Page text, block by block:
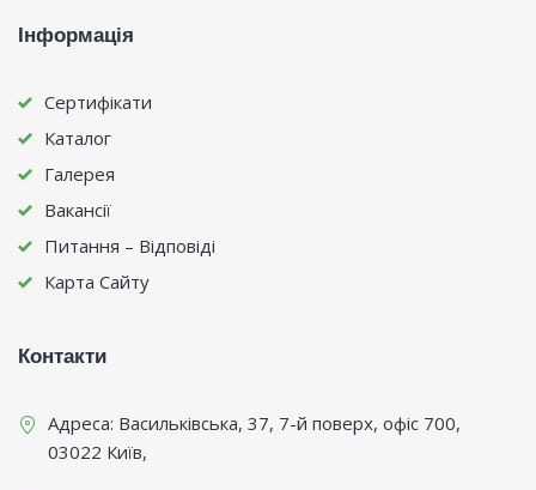
Інформація
Сертифікати
Каталог
Галерея
Вакансії
Питання – Відповіді
Карта Сайту
Контакти
Адреса: Васильківська, 37, 7-й поверх, офіс 700,
03022 Київ,